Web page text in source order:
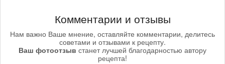
Комментарии и отзывы
Нам важно Ваше мнение, оставляйте комментарии, делитесь
советами и отзывами к рецепту.
Ваш фотоотзыв станет лучшей благодарностью автору
рецепта!